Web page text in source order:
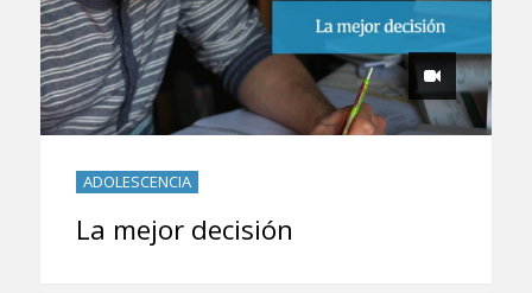
ADOLESCENCIA
La mejor decisión